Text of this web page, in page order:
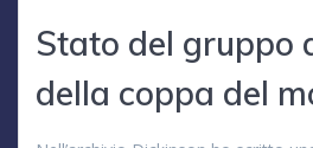
Stato del gruppo
della coppa del